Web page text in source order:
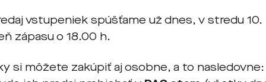
vstupeniek spúšťame už dnes, v stredu 10.
zápasu o 18.00 h.
si môžete zakúpiť aj osobne, a to